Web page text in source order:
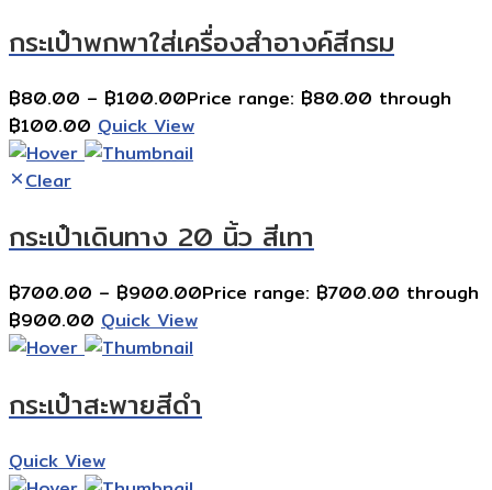
กระเป๋าพกพาใส่เครื่องสำอางค์สีกรม
฿80.00 – ฿100.00Price range: ฿80.00 through
฿100.00 Quick View
Clear
กระเป๋าเดินทาง 20 นิ้ว สีเทา
฿700.00 – ฿900.00Price range: ฿700.00 through
฿900.00 Quick View
กระเป๋าสะพายสีดำ
Quick View